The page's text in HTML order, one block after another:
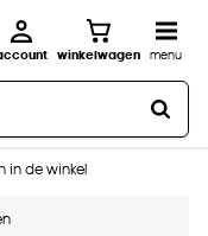
winkelwagen menu
in de winkel
aan huis